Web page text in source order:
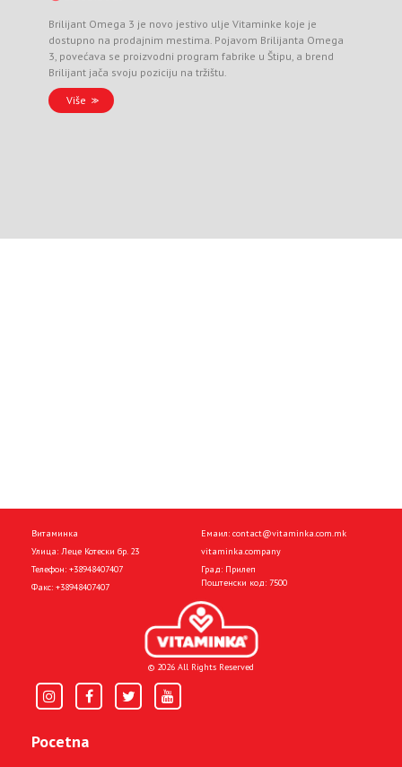
Brilijant Omega 3 je novo jestivo ulje Vitaminke koje je
dostupno na prodajnim mestima. Pojavom Brilijanta Omega
3, povećava se proizvodni program fabrike u Štipu, a brend
Brilijant jača svoju poziciju na tržištu.
Više
Витаминка
Улица: Леце Котески бр. 23
Телефон: +38948407407
Факс: +38948407407
Емаил: contact@vitaminka.com.mk
vitaminka.company
Град: Прилеп
Поштенски код: 7500
© 2026 All Rights Reserved
Pocetna